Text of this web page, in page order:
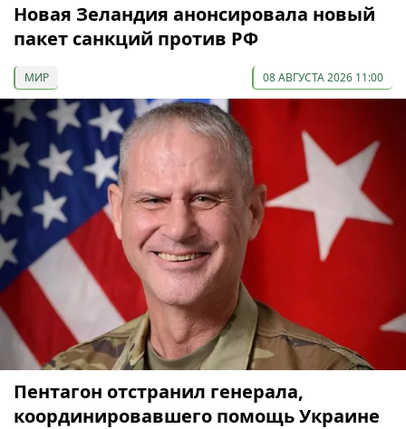
Новая Зеландия анонсировала новый
пакет санкций против РФ
МИР 08 АВГУСТА 2026 11:00
Пентагон отстранил генерала,
координировавшего помощь Украине